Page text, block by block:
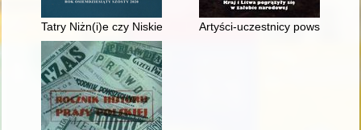
Tatry Niżn(i)e czy Niskie? Artyści-uczestnicy powstania